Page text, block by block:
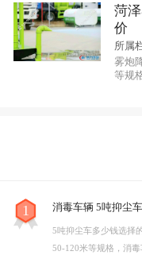
知名品牌二类专用底
全可靠，喷雾射程远
多功能抑尘车主要结
前端）、液压系统、
用途
作业
风原
机
菏
价
所属
雾炮
等规
业可
用东
1 消毒车辆 5吨抑尘
5吨抑尘车多少钱选择
50-120米等规格，消